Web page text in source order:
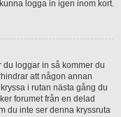
logga in igen inom kort.
loggar in så kommer du
att någon annan
i rutan nästa gång du
forumet från en delad
du inte ser denna kryssruta